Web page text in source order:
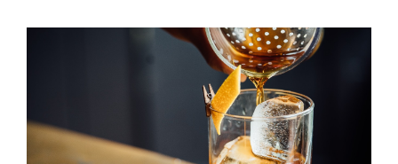
Bar em casa: como montar o seu